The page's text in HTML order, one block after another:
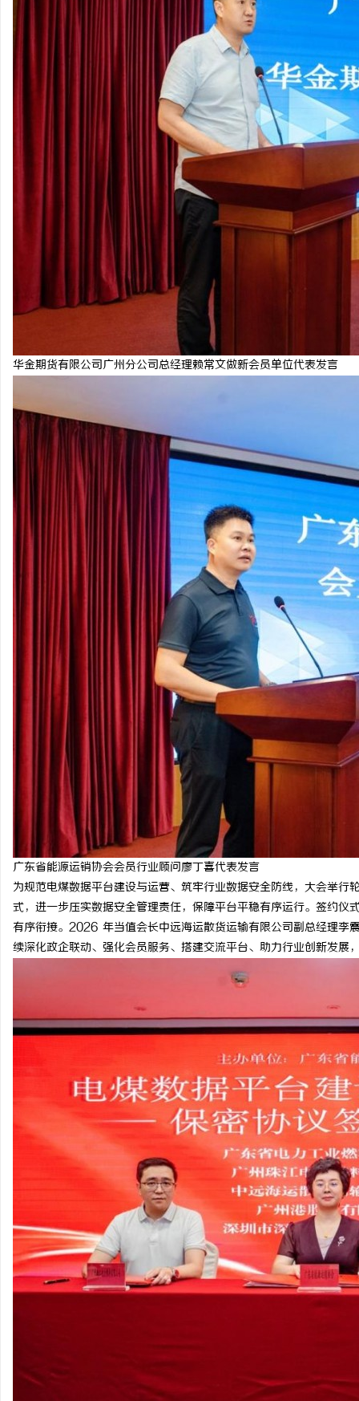
华金期货有限公司广州分公司总经理赖常文做新会员单位代表发言
广东省能源运销协会会员行业顾问廖丁喜代表发言
为规范电煤数据平台建设与运营、筑牢行业数据安全防线，大会举
式，进一步压实数据安全管理责任，保障平台平稳有序运行。签约
有序衔接。2026 年当值会长中远海运散货运输有限公司副总经理李
续深化政企联动、强化会员服务、搭建交流平台、助力行业创新发展